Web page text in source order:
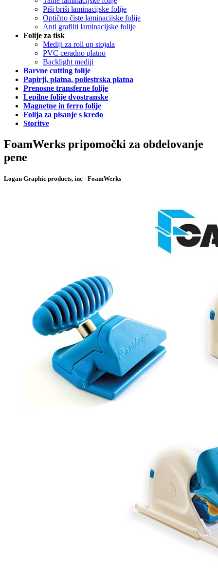
Piši briši laminacijske folije
Optično čiste laminacijske folije
Anti grafiiti laminacijske folije
Folije za tisk
Mediji za roll up stojala
PVC ceradno platno
Backlight mediji
Barvne cutting folije
Papirji, platna, poliestrska platna
Prenosne transferne folije
Lepilne folije dvostranske
Magnetne in ferro folije
Folija za pisanje s kredo
Storitve
FoamWerks pripomočki za obdelovanje
pene
Logan Graphic products, inc - FoamWerks